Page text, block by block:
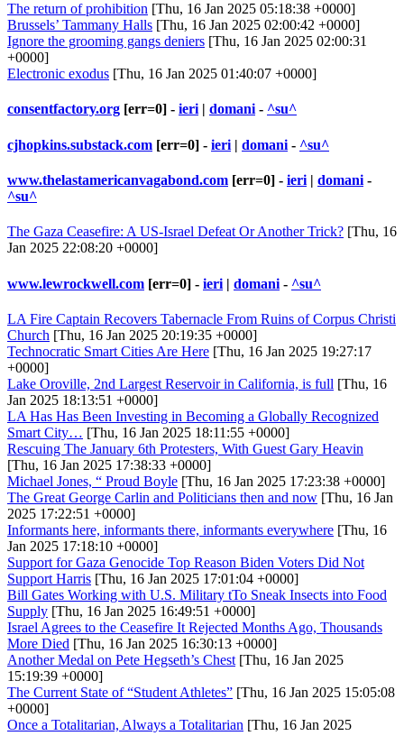
The return of prohibition [Thu, 16 Jan 2025 05:18:38 +0000]
Brussels’ Tammany Halls [Thu, 16 Jan 2025 02:00:42 +0000]
Ignore the grooming gangs deniers [Thu, 16 Jan 2025 02:00:31
+0000]
Electronic exodus [Thu, 16 Jan 2025 01:40:07 +0000]
consentfactory.org [err=0] - ieri| domani- ^su^
cjhopkins.substack.com [err=0] - ieri | domani - ^su^
www.thelastamericanvagabond.com [err=0] - ieri | domani -
^su^
The Gaza Ceasefire: A US-Israel Defeat Or Another Trick? [Thu, 16
Jan 2025 22:08:20 +0000]
www.lewrockwell.com [err=0] - ieri | domani - ^su^
LA Fire Captain Recovers Tabernacle From Ruins of Corpus Christi
Church [Thu, 16 Jan 2025 20:19:35 +0000]
Technocratic Smart Cities Are Here [Thu, 16 Jan 2025 19:27:17
+0000]
Lake Oroville, 2nd Largest Reservoir in California, is full [Thu, 16
Jan 2025 18:13:51 +0000]
LA Has Has Been Investing in Becoming a Globally Recognized
Smart City… [Thu, 16 Jan 2025 18:11:55 +0000]
Rescuing The January 6th Protesters, With Guest Gary Heavin
[Thu, 16 Jan 2025 17:38:33 +0000]
Michael Jones, “ Proud Boyle [Thu, 16 Jan 2025 17:23:38 +0000]
The Great George Carlin and Politicians then and now [Thu, 16 Jan
2025 17:22:51 +0000]
Informants here, informants there, informants everywhere [Thu, 16
Jan 2025 17:18:10 +0000]
Support for Gaza Genocide Top Reason Biden Voters Did Not
Support Harris [Thu, 16 Jan 2025 17:01:04 +0000]
Bill Gates Working with U.S. Military tTo Sneak Insects into Food
Supply [Thu, 16 Jan 2025 16:49:51 +0000]
Israel Agrees to the Ceasefire It Rejected Months Ago, Thousands
More Died [Thu, 16 Jan 2025 16:30:13 +0000]
Another Medal on Pete Hegseth’s Chest [Thu, 16 Jan 2025
15:19:39 +0000]
The Current State of “Student Athletes” [Thu, 16 Jan 2025 15:05:08
+0000]
Once a Totalitarian, Always a Totalitarian [Thu, 16 Jan 2025